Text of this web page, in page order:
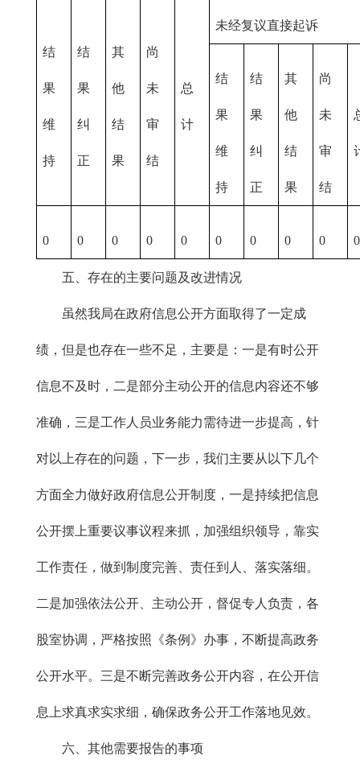
结
果
维
持
结
果
纠
正
其
他
结
果
尚
未
审
结
总
计
未经复议直接起诉
结
果
维
持
结
果
纠
正
其
他
结
果
尚
未
审
结
0 0 0 0 0 0 0 0 0 0
五、存在的主要问题及改进情况
虽然我局在政府信息公开方面取得了一定成
绩，但是也存在一些不足，主要是：一是有时公开
信息不及时，二是部分主动公开的信息内容还不够
准确，三是工作人员业务能力需待进一步提高，针
对以上存在的问题，下一步，我们主要从以下几个
方面全力做好政府信息公开制度，一是持续把信息
公开摆上重要议事议程来抓，加强组织领导，靠实
工作责任，做到制度完善、责任到人、落实落细。
二是加强依法公开、主动公开，督促专人负责，各
股室协调，严格按照《条例》办事，不断提高政务
公开水平。三是不断完善政务公开内容，在公开信
息上求真求实求细，确保政务公开工作落地见效。
六、其他需要报告的事项